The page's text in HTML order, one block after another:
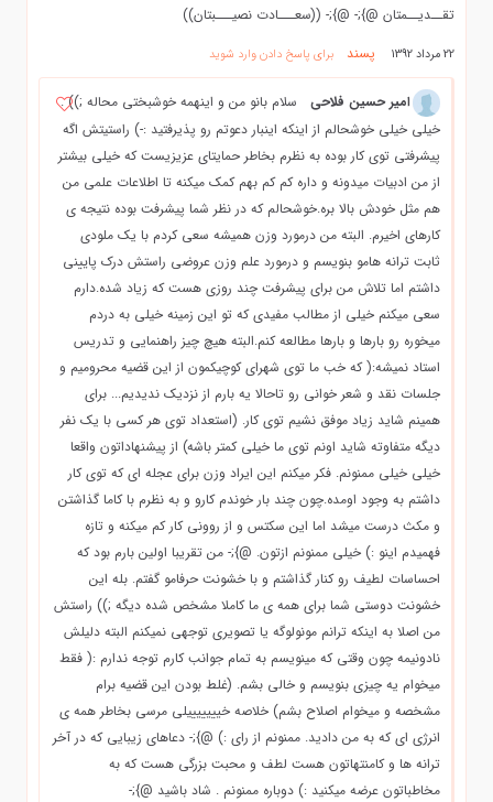
تقــدیــمتان @};- @};- ((سعـــادت نصیـــبتان))
22 مرداد 1392 پسند برای پاسخ دادن وارد شوید
امیر حسین فلاحی
سلام بانو من و اینهمه خوشبختی محاله ;)) .
خیلی خیلی خوشحالم از اینکه اینبار دعوتم رو پذیرفتید :-) راستیتش اگه
پیشرفتی توی کار بوده به نظرم بخاطر حمایتای عزیزیست که خیلی بیشتر
از من ادبیات میدونه و داره کم کم بهم کمک میکنه تا اطلاعات علمی من
هم مثل خودش بالا بره.خوشحالم که در نظر شما پیشرفت بوده نتیجه ی
کارهای اخیرم. البته من درمورد وزن همیشه سعی کردم با یک ملودی
ثابت ترانه هامو بنویسم و درمورد علم وزن عروضی راستش درک پایینی
داشتم اما تلاش من برای پیشرفت چند روزی هست که زیاد شده.دارم
سعی میکنم خیلی از مطالب مفیدی که تو این زمینه خیلی به دردم
میخوره رو بارها و بارها مطالعه کنم.البته هیچ چیز راهنمایی و تدریس
استاد نمیشه:( که خب ما توی شهرای کوچیکمون از این قضیه محرومیم و
جلسات نقد و شعر خوانی رو تاحالا یه بارم از نزدیک ندیدیم... برای
همینم شاید زیاد موفق نشیم توی کار. (استعداد توی هر کسی با یک نفر
دیگه متفاوته شاید اونم توی ما خیلی کمتر باشه) از پیشنهاداتون واقعا
خیلی خیلی ممنونم. فکر میکنم این ایراد وزن برای عجله ای که توی کار
داشتم به وجود اومده.چون چند بار خوندم کارو و به نظرم با کاما گذاشتن
و مکث درست میشد اما این سکتس و از روونی کار کم میکنه و تازه
فهمیدم اینو :) خیلی ممنونم ازتون. @};- من تقریبا اولین بارم بود که
احساسات لطیف رو کنار گذاشتم و با خشونت حرفامو گفتم. بله این
خشونت دوستی شما برای همه ی ما کاملا مشخص شده دیگه ;)) راستش
من اصلا به اینکه ترانم مونولوگه یا تصویری توجهی نمیکنم البته دلیلش
نادونیمه چون وقتی که مینویسم به تمام جوانب کارم توجه ندارم :( فقط
میخوام یه چیزی بنویسم و خالی بشم. (غلط بودن این قضیه برام
مشخصه و میخوام اصلاح بشم) خلاصه خیییییییلی مرسی بخاطر همه ی
انرژی ای که به من دادید. ممنونم از رای :) @};- دعاهای زیبایی که در آخر
ترانه ها و کامنتهاتون هست لطف و محبت بزرگی هست که به
مخاطباتون عرضه میکنید :) دوباره ممنونم . شاد باشید @};-